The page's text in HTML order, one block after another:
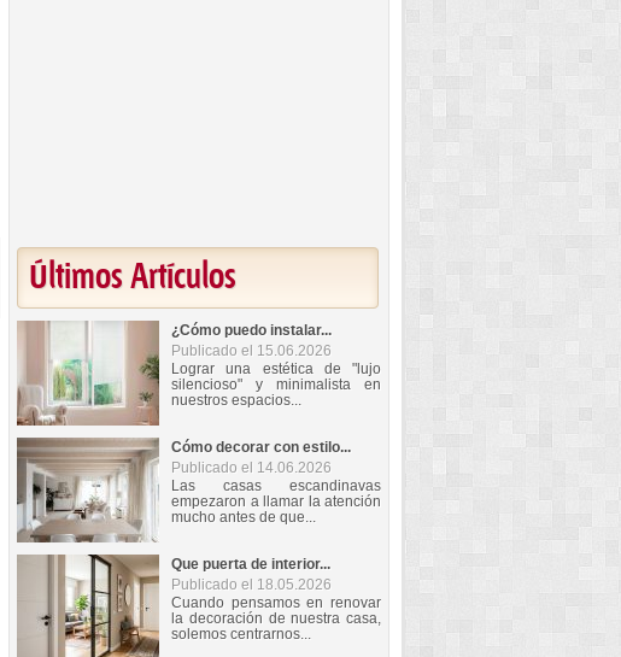
Últimos Artículos
¿Cómo puedo instalar...
Publicado el 15.06.2026
Lograr una estética de "lujo
silencioso" y minimalista en
nuestros espacios...
Cómo decorar con estilo...
Publicado el 14.06.2026
Las casas escandinavas
empezaron a llamar la atención
mucho antes de que...
Que puerta de interior...
Publicado el 18.05.2026
Cuando pensamos en renovar
la decoración de nuestra casa,
solemos centrarnos...